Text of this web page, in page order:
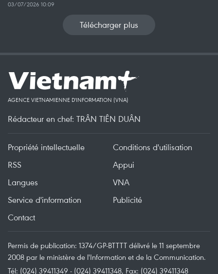
03/07/2026 10:09
Télécharger plus
AGENCE VIETNAMIENNE D'INFORMATION (VNA)
Rédacteur en chef: TRÂN TIÊN DUÂN
Propriété intellectuelle
Conditions d'utilisation
RSS
Appui
Langues
VNA
Service d'information
Publicité
Contact
Permis de publication: 1374/GP-BTTTT délivré le 11 septembre
2008 par le ministère de l'Information et de la Communication.
Tél: (024) 39411349 - (024) 39411348, Fax: (024) 39411348